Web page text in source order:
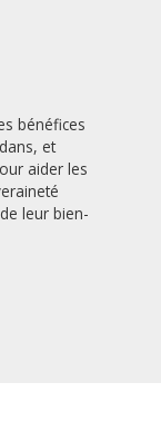
bénéfices
et
aider les
leur bien-